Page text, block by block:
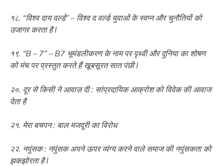
१८. “विश्व दाय वर्ल्ड” – विश्व द वर्ल्ड युवाओं के स्वप्न और चुनौतियों को
उजागर करता है l
१९. “B – 7” – B7 भूमंडलीकरण के नाम पर पृथ्वी और दुनिया का शोषण
को मंच पर प्रस्तुत करते हैं खूबसूरत सात पंछी l
२०. दूर से किसी ने आवाज़ दी : सांप्रदायिक आक्रोश को विवेक की आवाज
देता है
२१. मेरा बचपन : बाल मजदूरी का विरोध
२२. नपुंसक : नपुंसक अपने ऊपर व्यंग्य करने वाले समाज की नपुंसकता को
झकझोरता है l